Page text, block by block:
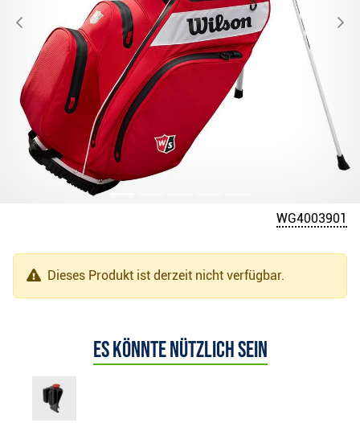
WG4003901
Dieses Produkt ist derzeit nicht verfügbar.
Es könnte nützlich sein